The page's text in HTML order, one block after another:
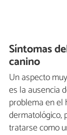
Síntomas
canino
Un aspecto
es la ausencia
problema en el
dermatológico,
tratarse como